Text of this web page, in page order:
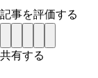
記事を評価する
共有する